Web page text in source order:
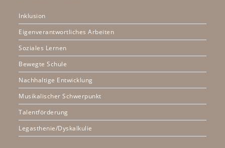
Inklusion
Eigenverantwortliches Arbeiten
Soziales Lernen
Bewegte Schule
Nachhaltige Entwicklung
Musikalischer Schwerpunkt
Talentförderung
Legasthenie/Dyskalkulie